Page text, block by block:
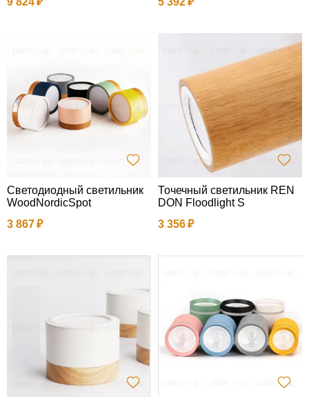
Светодиодный светильник
WoodNordicSpot
3 867
Точечный светильник REN
DON Floodlight S
3 356